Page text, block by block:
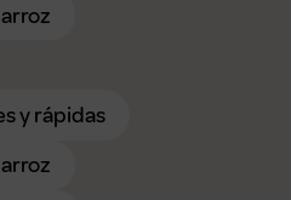
y rápidas